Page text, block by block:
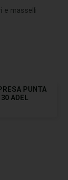
e masselli
PUNTA
ADEL